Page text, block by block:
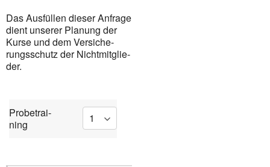
Das Aus­fül­len die­ser Anfra­ge
dient unse­rer Pla­nung der
Kur­se und dem Ver­si­che­
rungs­schutz der Nicht­mit­glie­
der.
Pro­be­trai­
ning